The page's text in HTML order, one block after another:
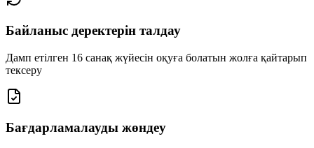
Байланыс деректерін талдау
Дамп етілген 16 санақ жүйесін оқуға болатын жолға қайтарып
тексеру
Бағдарламалауды жөндеу